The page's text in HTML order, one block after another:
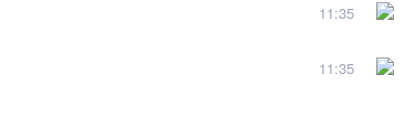
11:35
11:35